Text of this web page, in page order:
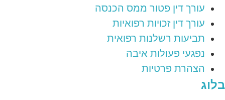
עורך דין פטור ממס הכנסה
עורך דין זכויות רפואיות
תביעות רשלנות רפואית
נפגעי פעולות איבה
הצהרת פרטיות
בלוג